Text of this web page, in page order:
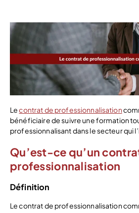
Lecontrat de professionnalisation
bénéficiaire de suivre une formation
professionnalisant dans le secteur qui
Qu’est-ce qu’un
professionnalisation
Définition
Le contrat de professionnalisation